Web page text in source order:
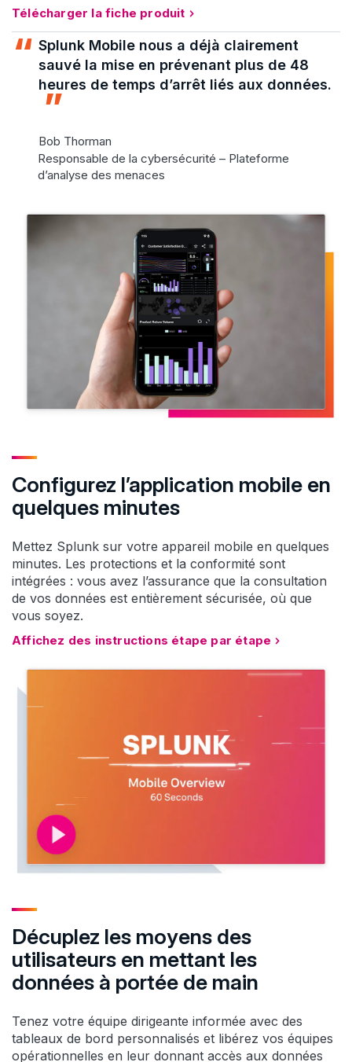
Télécharger la fiche produit
Splunk Mobile nous a déjà clairement
sauvé la mise en prévenant plus de 48
heures de temps d’arrêt liés aux données.
Bob Thorman
Responsable de la cybersécurité – Plateforme
d’analyse des menaces
Configurez l’application mobile en
quelques minutes
Mettez Splunk sur votre appareil mobile en quelques
minutes. Les protections et la conformité sont
intégrées : vous avez l’assurance que la consultation
de vos données est entièrement sécurisée, où que
vous soyez.
Affichez des instructions étape par étape
Décuplez les moyens des
utilisateurs en mettant les
données à portée de main
Tenez votre équipe dirigeante informée avec des
tableaux de bord personnalisés et libérez vos équipes
opérationnelles en leur donnant accès aux données